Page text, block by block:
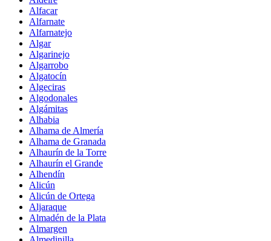
Alfacar
Alfarnate
Alfarnatejo
Algar
Algarinejo
Algarrobo
Algatocín
Algeciras
Algodonales
Algámitas
Alhabia
Alhama de Almería
Alhama de Granada
Alhaurín de la Torre
Alhaurín el Grande
Alhendín
Alicún
Alicún de Ortega
Aljaraque
Almadén de la Plata
Almargen